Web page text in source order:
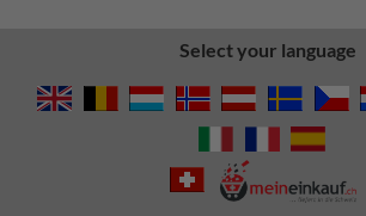
Select your language